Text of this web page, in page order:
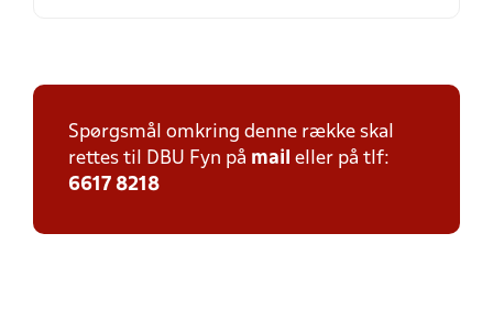
Spørgsmål omkring denne række skal
rettes til DBU Fyn på mail eller på tlf:
6617 8218